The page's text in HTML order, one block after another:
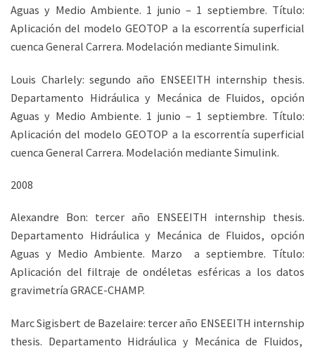
Aguas y Medio Ambiente. 1 junio – 1 septiembre. Título:
Aplicación del modelo GEOTOP a la escorrentía superficial
cuenca General Carrera. Modelación mediante Simulink.
Louis Charlely: segundo año ENSEEITH internship thesis.
Departamento Hidráulica y Mecánica de Fluidos, opción
Aguas y Medio Ambiente. 1 junio – 1 septiembre. Título:
Aplicación del modelo GEOTOP a la escorrentía superficial
cuenca General Carrera. Modelación mediante Simulink.
2008
Alexandre Bon: tercer año ENSEEITH internship thesis.
Departamento Hidráulica y Mecánica de Fluidos, opción
Aguas y Medio Ambiente. Marzo a septiembre. Título:
Aplicación del filtraje de ondéletas esféricas a los datos
gravimetría GRACE-CHAMP.
Marc Sigisbert de Bazelaire: tercer año ENSEEITH internship
thesis. Departamento Hidráulica y Mecánica de Fluidos,